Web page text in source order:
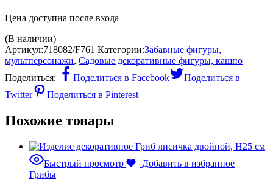
Цена доступна после входа
(В наличии)
Артикул:718082/F761 Категории:Забавные фигуры,
мультперсонажи, Садовые декоративные фигуры, кашпо
Поделиться:
Поделиться в Facebook
Поделиться в
Twitter
Поделиться в Pinterest
Похожие товары
Быстрый просмотр
Добавить в избранное
Грибы